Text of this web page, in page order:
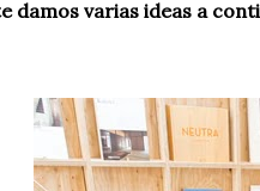
damos varias ideas a